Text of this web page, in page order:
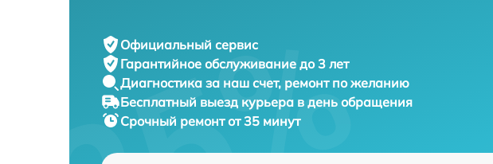
Официальный сервис
Гарантийное обслуживание до 3 лет
Диагностика за наш счет, ремонт по желанию
Бесплатный выезд курьера в день обращения
Срочный ремонтот 35 минут